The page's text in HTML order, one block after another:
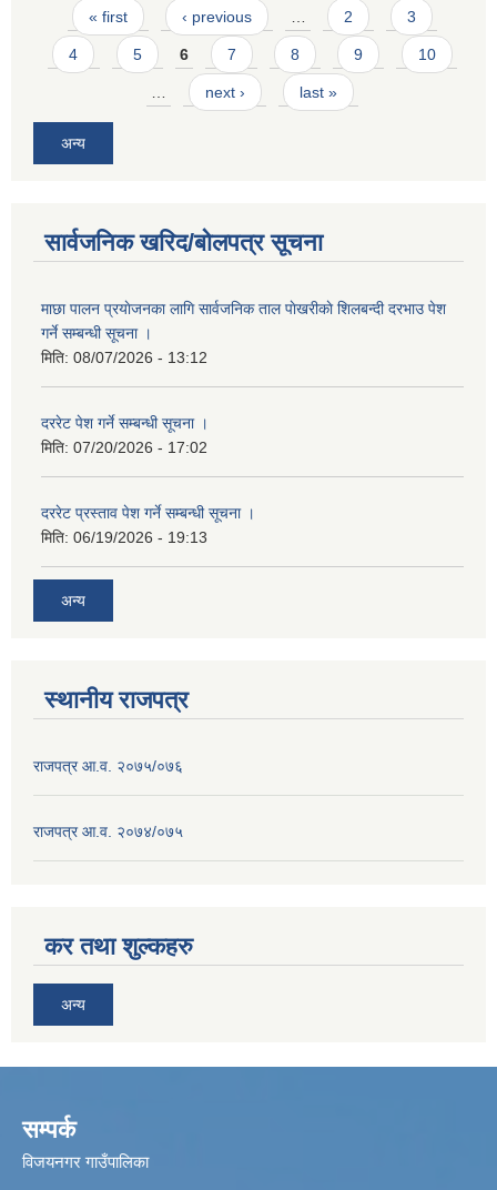
Pages
« first ‹ previous 2 3
4 5 6 7 8 9 10
next › last »
अन्य
सार्वजनिक खरिद/बोलपत्र सूचना
माछा पालन प्रयाेजनका लागि सार्वजनिक ताल पाेखरीकाे शिलबन्दी दरभाउ पेश
गर्ने सम्बन्धी सूचना ।
मिति: 08/07/2026 - 13:12
दररेट पेश गर्ने सम्बन्धी सूचना ।
मिति: 07/20/2026 - 17:02
दररेट प्रस्ताव पेश गर्ने सम्बन्धी सूचना ।
मिति: 06/19/2026 - 19:13
अन्य
स्थानीय राजपत्र
राजपत्र आ.व. २०७५/०७६
राजपत्र आ.व. २०७४/०७५
कर तथा शुल्कहरु
अन्य
सम्पर्क
विजयनगर गाउँपालिका